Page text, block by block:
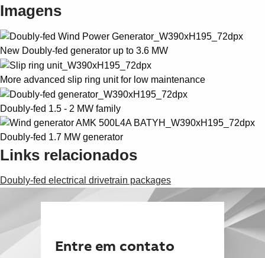
Imagens
New Doubly-fed generator up to 3.6 MW
More advanced slip ring unit for low maintenance
Doubly-fed 1.5 - 2 MW family
Doubly-fed 1.7 MW generator
Links relacionados
Doubly-fed electrical drivetrain packages
Entre em contato